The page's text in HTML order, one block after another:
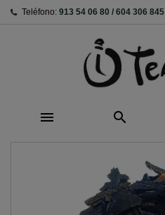
Teléfono: 913 54 06 80 / 604 306 845
 